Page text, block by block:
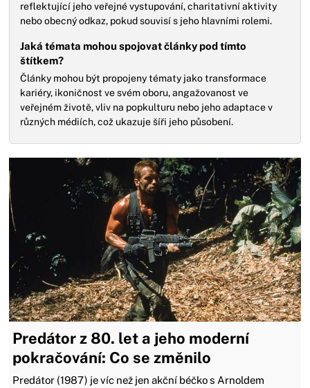
reflektující jeho veřejné vystupování, charitativní aktivity
nebo obecný odkaz, pokud souvisí s jeho hlavními rolemi.
Jaká témata mohou spojovat články pod tímto
štítkem?
Články mohou být propojeny tématy jako transformace
kariéry, ikoničnost ve svém oboru, angažovanost ve
veřejném životě, vliv na popkulturu nebo jeho adaptace v
různých médiích, což ukazuje šíři jeho působení.
Predátor z 80. let a jeho moderní
pokračování: Co se změnilo
Predátor (1987) je víc než jen akční béčko s Arnoldem